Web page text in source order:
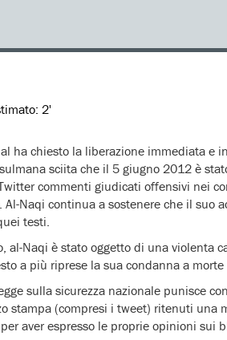
2'
ha chiesto la liberazione immediata e
sciita che il 5 giugno 2012 è
commenti giudicati offensivi nei
Al-Naqi continua a sostenere che il suo
testi.
al-Naqi è stato oggetto di una violenta
a più riprese la sua condanna a morte
sulla sicurezza nazionale punisce
stampa (compresi i tweet) ritenuti una
aver espresso le proprie opinioni sui